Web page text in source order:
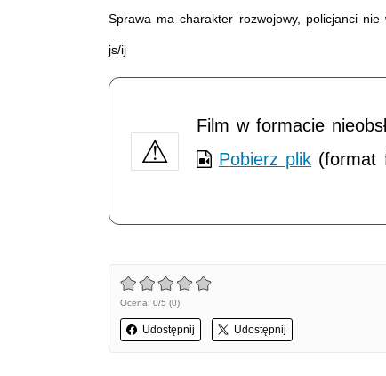
Sprawa ma charakter rozwojowy, policjanci
js/ij
Film w formacie
Pobierz plik (format
Ocena: 0/5 (0)
Udostępnij Udostępnij